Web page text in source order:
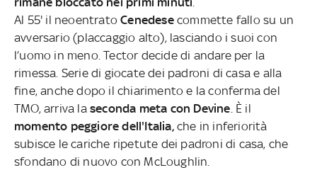
Al 55' il neoentratoCenedese commette fallo su un
avversario (placcaggio alto), lasciando i suoi con
l’uomo in meno. Tector decide di andare per la
rimessa. Serie di giocate dei padroni di casa e alla
fine, anche dopo il chiarimento e la conferma del
TMO, arriva la seconda meta con Devine È il
momento peggiore dell'Italia,che in inferiorità
subisce le cariche ripetute dei padroni di casa, che
sfondano di nuovo con McLoughlin.